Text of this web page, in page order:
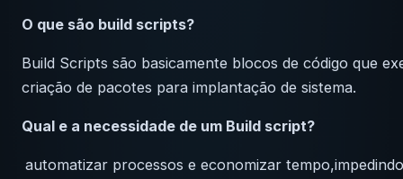
O que são build scripts?
Build Scripts são basicamente blocos de código que
criação de pacotes para implantação de sistema.
Qual e a necessidade de um Build script?
automatizar processos e economizar